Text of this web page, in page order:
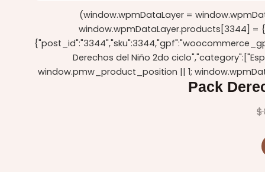
(window.wpmDataLayer =
window.wpmDataLayer.products[3344] =
Derechos del Niño 2do
window.pmw_product_position || 1;
Pack
$